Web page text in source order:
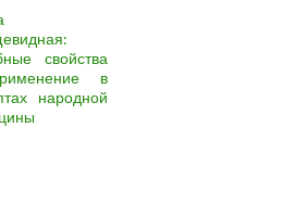
свойства
в
народной